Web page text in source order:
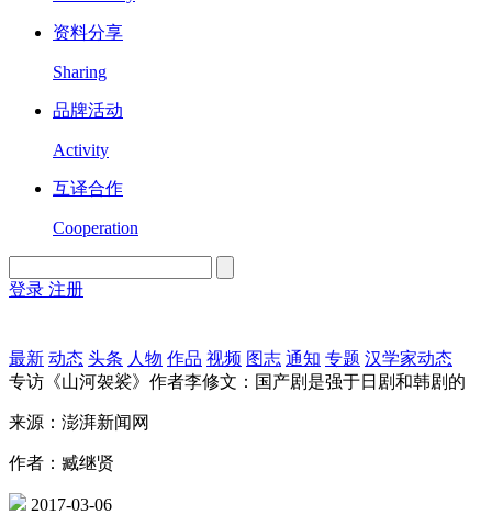
资料分享
Sharing
品牌活动
Activity
互译合作
Cooperation
登录 注册
最新 动态 头条 人物 作品 视频 图志 通知 专题 汉学家动态
专访《山河袈裟》作者李修文：国产剧是强于日剧和韩剧的
来源：澎湃新闻网
作者：臧继贤
2017-03-06